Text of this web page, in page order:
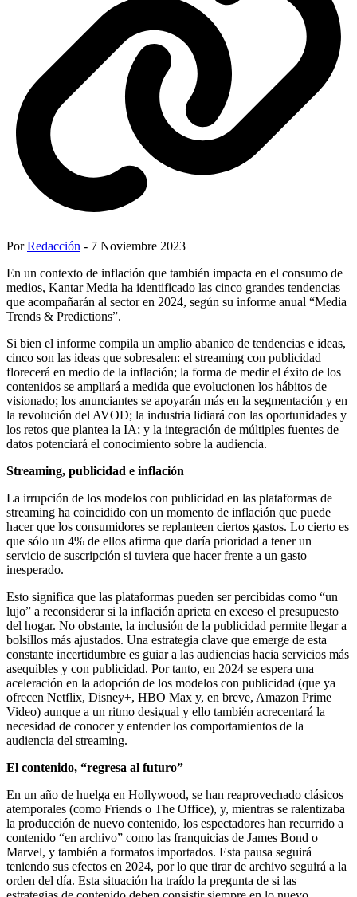
PorRedacción - 7 Noviembre 2023
En un contexto de inflación que también impacta en el consumo de
medios, Kantar Media ha identificado las cinco grandes tendencias
que acompañarán al sector en 2024, según su informe anual “Media
Trends & Predictions”.
Si bien el informe compila un amplio abanico de tendencias e ideas,
cinco son las ideas que sobresalen: el streaming con publicidad
florecerá en medio de la inflación; la forma de medir el éxito de los
contenidos se ampliará a medida que evolucionen los hábitos de
visionado; los anunciantes se apoyarán más en la segmentación y en
la revolución del AVOD; la industria lidiará con las oportunidades y
los retos que plantea la IA; y la integración de múltiples fuentes de
datos potenciará el conocimiento sobre la audiencia.
Streaming, publicidad e inflación
La irrupción de los modelos con publicidad en las plataformas de
streaming ha coincidido con un momento de inflación que puede
hacer que los consumidores se replanteen ciertos gastos. Lo cierto es
que sólo un 4% de ellos afirma que daría prioridad a tener un
servicio de suscripción si tuviera que hacer frente a un gasto
inesperado.
Esto significa que las plataformas pueden ser percibidas como “un
lujo” a reconsiderar si la inflación aprieta en exceso el presupuesto
del hogar. No obstante, la inclusión de la publicidad permite llegar a
bolsillos más ajustados. Una estrategia clave que emerge de esta
constante incertidumbre es guiar a las audiencias hacia servicios más
asequibles y con publicidad. Por tanto, en 2024 se espera una
aceleración en la adopción de los modelos con publicidad (que ya
ofrecen Netflix, Disney+, HBO Max y, en breve, Amazon Prime
Video) aunque a un ritmo desigual y ello también acrecentará la
necesidad de conocer y entender los comportamientos de la
audiencia del streaming.
El contenido, “regresa al futuro”
En un año de huelga en Hollywood, se han reaprovechado clásicos
atemporales (como Friends o The Office), y, mientras se ralentizaba
la producción de nuevo contenido, los espectadores han recurrido a
contenido “en archivo” como las franquicias de James Bond o
Marvel, y también a formatos importados. Esta pausa seguirá
teniendo sus efectos en 2024, por lo que tirar de archivo seguirá a la
orden del día. Esta situación ha traído la pregunta de si las